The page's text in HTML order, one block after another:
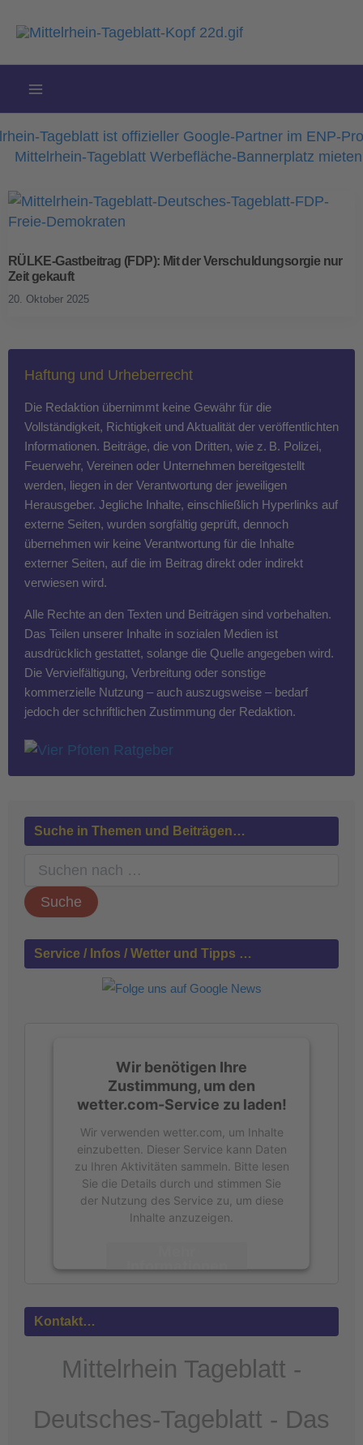
Inhalt
RÜLKE-Gastbeitrag (FDP): Mit der Verschuldungsorgie nur
Zeit gekauft
20. Oktober 2025
Haftung und Urheberrecht
Die Redaktion übernimmt keine Gewähr für die
Vollständigkeit, Richtigkeit und Aktualität der veröffentlichten
Informationen. Beiträge, die von Dritten, wie z. B. Polizei,
Feuerwehr, Vereinen oder Unternehmen bereitgestellt
werden, liegen in der Verantwortung der jeweiligen
Herausgeber. Jegliche Inhalte, einschließlich Hyperlinks auf
externe Seiten, wurden sorgfältig geprüft, dennoch
übernehmen wir keine Verantwortung für die Inhalte
externer Seiten, auf die im Beitrag direkt oder indirekt
verwiesen wird.
Alle Rechte an den Texten und Beiträgen sind vorbehalten.
Das Teilen unserer Inhalte in sozialen Medien ist
ausdrücklich gestattet, solange die Quelle angegeben wird.
Die Vervielfältigung, Verbreitung oder sonstige
kommerzielle Nutzung – auch auszugsweise – bedarf
jedoch der schriftlichen Zustimmung der Redaktion.
Suche in Themen und Beiträgen…
c
h
n
Service / Infos / Wetter und Tipps …
Wir benötigen Ihre
Zustimmung, um den
wetter.com-Service zu laden!
Wir verwenden wetter.com, um Inhalte
einzubetten. Dieser Service kann Daten
zu Ihren Aktivitäten sammeln. Bitte lesen
Sie die Details durch und stimmen Sie
der Nutzung des Service zu, um diese
Inhalte anzuzeigen.
Informationen
powered by
Kontakt…
Mittelrhein Tageblatt -
Deutsches-Tageblatt - Das